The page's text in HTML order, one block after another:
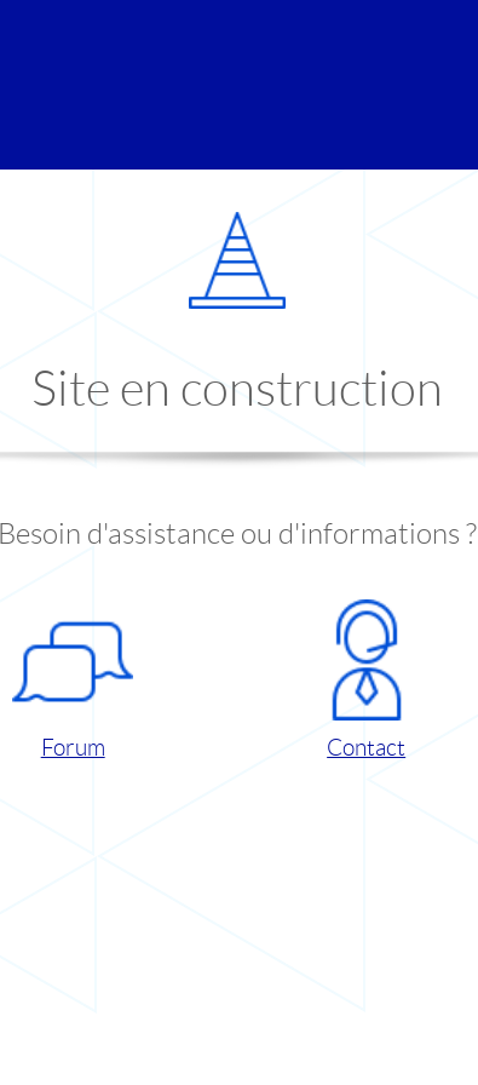
Site en construction
Besoin d'assistance ou d'informations ?
Forum Contact